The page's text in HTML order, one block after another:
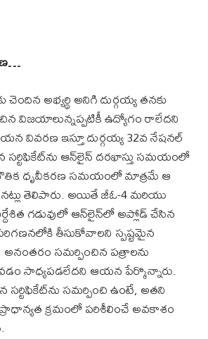
చెందిన అభ్యర్థి అనిగి దుర్గయ్య తనకు
విజయాలున్నప్పటికీ ఉద్యోగం రాలేదని
వివరణ ఇస్తూ దుర్గయ్య 32వ నేషనల్
సర్టిఫికేట్‌ను ఆన్‌లైన్ దరఖాస్తు సమయంలో
ధృవీకరణ సమయంలో మాత్రమే ఆ
తెలిపారు. అయితే జీఓ-4 మరియు
గడువులో ఆన్‌లైన్‌లో అప్లోడ్ చేసిన
తీసుకోవాలని స్పష్టమైన
సమర్పించిన పత్రాలను
సాధ్యపడలేదని ఆయన పేర్కొన్నారు.
సర్టిఫికేట్‌ను సమర్పించి ఉంటే, అతని
క్రమంలో పరిశీలించే అవకాశం